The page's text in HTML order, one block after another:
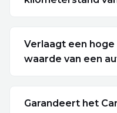
Verlaagt een
waarde van een
Garandeert het